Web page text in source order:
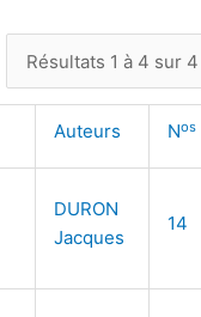
Auteurs Nos
DURON
Jacques
14